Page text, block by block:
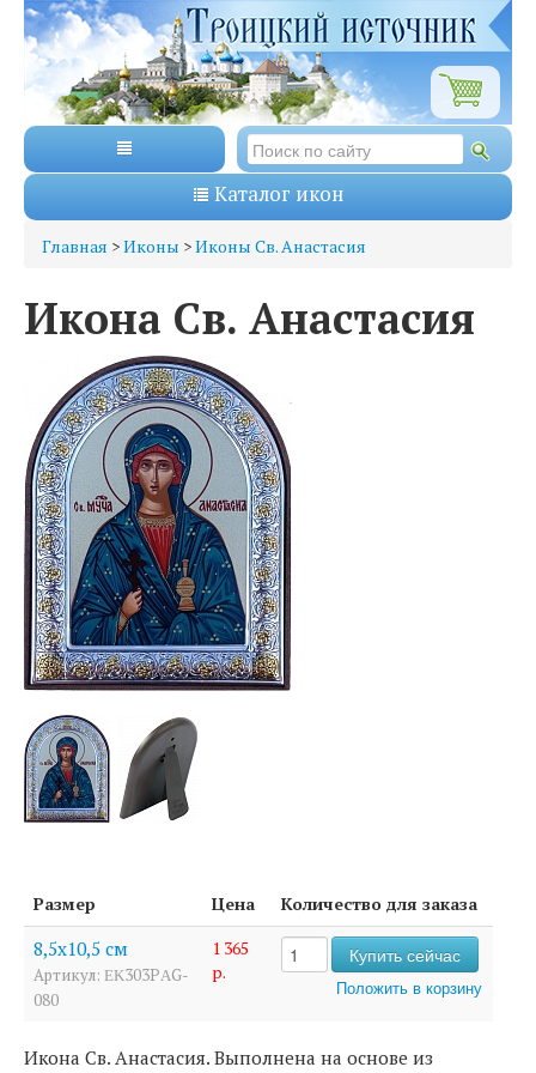
Каталог икон
Главная >Иконы >Иконы Св. Анастасия
Икона Св. Анастасия
Размер Цена Количество для заказа
8,5х10,5 см
Артикул: ΕΚ303PΑG-
080
1 365
р.
Икона Св. Анастасия. Выполнена на основе из